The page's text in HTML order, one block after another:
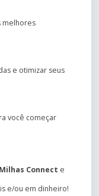
melhores
e otimizar seus
você começar
Connect e
e/ou em dinheiro!